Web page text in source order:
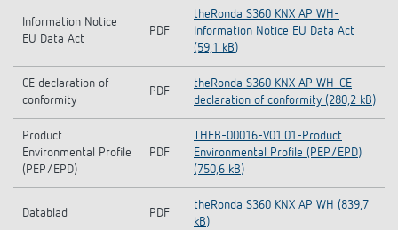
Information Notice
EU Data Act
PDF
theRonda S360 KNX AP WH-
Information Notice EU Data Act
(59,1 kB)
CE declaration of
conformity
PDF
theRonda S360 KNX AP WH-CE
declaration of conformity (280,2 kB)
Product
Environmental Profile
(PEP/EPD)
PDF
THEB-00016-V01.01-Product
Environmental Profile (PEP/EPD)
(750,6 kB)
Datablad PDF
theRonda S360 KNX AP WH (839,7
kB)